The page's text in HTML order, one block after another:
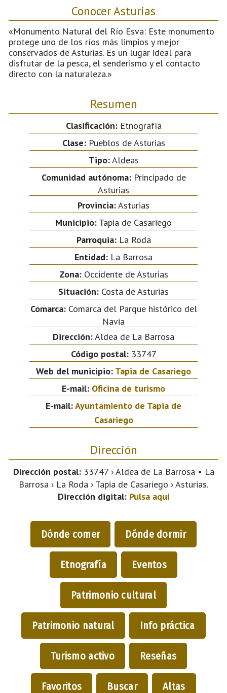
Conocer Asturias
«Monumento Natural del Río Esva: Este monumento
protege uno de los ríos más limpios y mejor
conservados de Asturias. Es un lugar ideal para
disfrutar de la pesca, el senderismo y el contacto
directo con la naturaleza.»
Resumen
Clasificación:Etnografía
Clase:Pueblos de Asturias
Tipo:Aldeas
Comunidad autónoma:Principado de
Asturias
Provincia:Asturias
Municipio: Tapia de Casariego
Parroquia:La Roda
Entidad: La Barrosa
Zona:Occidente de Asturias
Situación: Costa de Asturias
Comarca:Comarca del Parque histórico del
Navia
Dirección:Aldea de La Barrosa
Código postal:33747
Web del municipio: Tapia de Casariego
E-mail: Oficina de turismo
E-mail:Ayuntamiento de Tapia de
Casariego
Dirección
Dirección postal:33747 › Aldea de La Barrosa • La
Barrosa › La Roda › Tapia de Casariego › Asturias.
Dirección digital: Pulsa aquí
Dónde comer Dónde dormir
Etnografía Eventos
Patrimonio cultural
Patrimonio natural Info práctica
Turismo activo Reseñas
Favoritos Buscar Altas